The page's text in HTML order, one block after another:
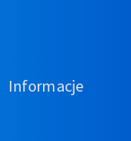
Informacje